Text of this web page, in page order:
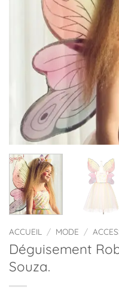
ACCUEIL / MODE /
Déguisement
Souza.